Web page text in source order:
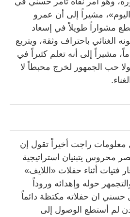
مشيراً إلى أن عمرو
مشواراً طويلاً في إسعاد
الغنائي باحتراف وثقة، ويتربع
القمة منذ 20 عاماً، مشيراً إلى أنه تعلم كثيراً في
حب الجمهور لخرج محبطاً لا
راجت أخيراً تقول إن
محروس يتبنيان استراتيجية
فتيات أثناء حفلات «اللايف»
حوله وإهدائه وروداً
حسني ان حفلاته مكتظة دائماً
لم أستطع الوصول إلى